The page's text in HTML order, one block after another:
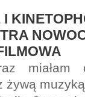
miałam
żywą